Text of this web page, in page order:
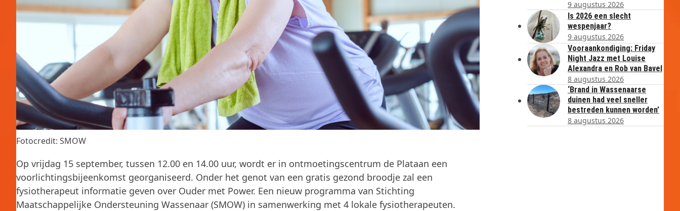
Fotocredit: SMOW
Op vrijdag 15 september, tussen 12.00 en 14.00 uur, wordt er in ontmoetingscentrum de Plataan een
voorlichtingsbijeenkomst georganiseerd. Onder het genot van een gratis gezond broodje zal een
fysiotherapeut informatie geven over Ouder met Power. Een nieuw programma van Stichting
Maatschappelijke Ondersteuning Wassenaar (SMOW) in samenwerking met 4 lokale fysiotherapeuten.
9 augustus 2026
Is 2026 een slecht
wespenjaar?
9 augustus 2026
Vooraankondiging: Friday
Night Jazz met Louise
Alexandra en Rob van Bavel
8 augustus 2026
‘Brand in Wassenaarse
duinen had veel sneller
bestreden kunnen worden’
8 augustus 2026